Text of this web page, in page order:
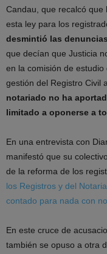
Candau, que recalcó que
esta ley para los
desmintió las
que decían que Justicia
en la comisión de
gestión del Registro Civil
notariado no ha
limitado a oponerse a
En una entrevista con
manifestó que su
de la reforma de los
los Registros y del
contado para nada con
En este cruce de
también se opuso a otra